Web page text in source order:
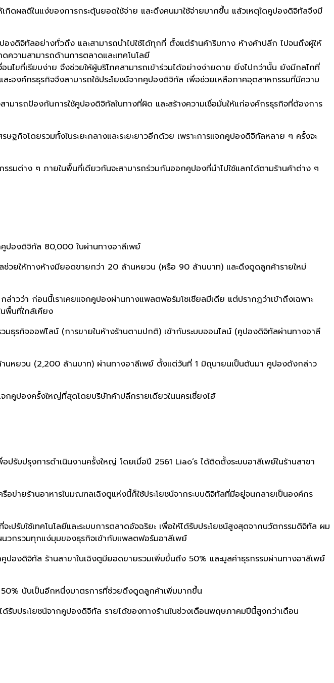
เกิดผลดีในแง่ของการกระตุ้นยอดใช้จ่าย และดึงคนมาใช้จ่ายมากขึ้น แล้วเหตุใดคูปองดิจิทัลจึงมี
องดิจิทัลอย่างทั่วถึง และสามารถนำไปใช้ได้ทุกที่ ตั้งแต่ร้านค้าริมทาง ห้างค้าปลีก ไปจนถึงผู้ให้
วามสามารถด้านการตลาดและเทคโนโลยี
ไขที่เรียบง่าย จึงช่วยให้ผู้บริโภคสามารถเข้าร่วมได้อย่างง่ายดาย ยิ่งไปกว่านั้น ยังมีกลไกที่
ะองค์กรธุรกิจจึงสามารถใช้ประโยชน์จากคูปองดิจิทัล เพื่อช่วยเหลือภาคอุตสาหกรรมที่มีความ
มารถป้องกันการใช้คูปองดิจิทัลในทางที่ผิด และสร้างความเชื่อมั่นให้แก่องค์กรธุรกิจที่ต้องการ
กิจโดยรวมทั้งในระยะกลางและระยะยาวอีกด้วย เพราะการแจกคูปองดิจิทัลหลาย ๆ ครั้งจะ
ต่าง ๆ ภายในพื้นที่เดียวกันจะสามารถร่วมกันออกคูปองที่นำไปใช้แลกได้ตามร้านค้าต่าง ๆ
คูปองดิจิทัล 80,000ใบผ่านทางอาลีเพย์
วยให้ทางห้างมียอดขายกว่า 20 ล้านหยวน (หรือ 90 ล้านบาท) และดึงดูดลูกค้ารายใหม่
กล่าวว่า ก่อนนี้เราเคยแจกคูปองผ่านทางแพลตฟอร์มโซเชียลมีเดีย แต่ปรากฏว่าเข้าถึงเฉพาะ
พื้นที่ใกล้เคียง
ธุรกิจออฟไลน์ (การขายในห้างร้านตามปกติ) เข้ากับระบบออนไลน์ (คูปองดิจิทัลผ่านทางอาลี
หยวน (2,200 ล้านบาท) ผ่านทางอาลีเพย์ ตั้งแต่วันที่ 1 มิถุนายนเป็นต้นมา คูปองดังกล่าว
คูปองครั้งใหญ่ที่สุดโดยบริษัทค้าปลีกรายเดียวในนครเซี่ยงไฮ้
ปรับปรุงการดำเนินงานครั้งใหญ่ โดยเมื่อปี 2561 Liao’s ได้ติดตั้งระบบอาลีเพย์ในร้านสาขา
อข่ายร้านอาหารในมณฑลเฉิงตูแห่งนี้ก็ใช้ประโยชน์จากระบบดิจิทัลที่มีอยู่จนกลายเป็นองค์กร
ปรับใช้เทคโนโลยีและระบบการตลาดอัจฉริยะ เพื่อให้ได้รับประโยชน์สูงสุดจากนวัตกรรมดิจิทัล ผม
วกรวมทุกแง่มุมของธุรกิจเข้ากับแพลตฟอร์มอาลีเพย์
ปองดิจิทัล ร้านสาขาในเฉิงตูมียอดขายรวมเพิ่มขึ้นถึง 50% และมูลค่าธุรกรรมผ่านทางอาลีเพย์
นับเป็นอีกหนึ่งมาตรการที่ช่วยดึงดูดลูกค้าเพิ่มมากขึ้น
บประโยชน์จากคูปองดิจิทัล รายได้ของทางร้านในช่วงเดือนพฤษภาคมปีนี้สูงกว่าเดือน